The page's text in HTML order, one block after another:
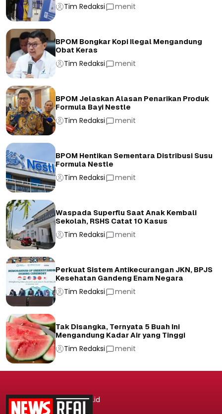
Tim Redaksi menit
BPOM Bongkar Kopi Ilegal Mengandung
Obat Keras
Tim Redaksi menit
BPOM Jelaskan Alasan Penarikan Produk
Formula Bayi Nestle
Tim Redaksi menit
BPOM Hentikan Sementara Distribusi Susu
Formula Nestle
Tim Redaksi menit
Waspada Superflu Saat Anak Kembali
Sekolah, RSHS Catat 10 Kasus
Tim Redaksi menit
Perkuat Sistem Antikecurangan JKN, BPJS
Kesehatan Gandeng Enam Negara
Tim Redaksi menit
Tak Disangka, Ternyata 5 Buah Ini
Mengandung Kadar Air yang Tinggi
Tim Redaksi menit
.id